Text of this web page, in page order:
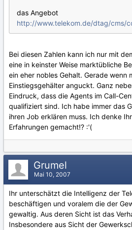
das Angebot
http://www.telekom.de/dtag/cms/
Bei diesen Zahlen kann ich nur mit
eine in keinster Weise marktübliche
ein eher nobles Gehalt. Gerade wenn
Einstiegsgehälter anguckt. Ganz
Eindruck, dass die Agents im Call-
qualifiziert sind. Ich habe immer das
ihren Job erklären muss. Ich denke
Erfahrungen gemacht!? :'(
Grumel
Mai 10, 2007
Ihr unterschätzt die Intelligenz der
beschäftigen und voralem die der
gewaltig. Aus deren Sicht ist das
Insbesondere aus Sicht der